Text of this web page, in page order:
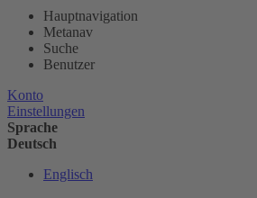
Hauptnavigation
Metanav
Suche
Benutzer
Konto
Einstellungen
Sprache
Deutsch
Englisch